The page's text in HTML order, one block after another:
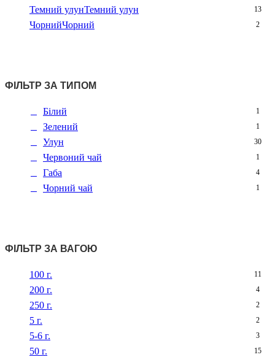
Темний улунТемний улун 13
ЧорнийЧорний 2
ФІЛЬТР ЗА ТИПОМ
Білий 1
Зелений 1
Улун 30
Червоний чай 1
Габа 4
Чорний чай 1
ФІЛЬТР ЗА ВАГОЮ
100 г. 11
200 г. 4
250 г. 2
5 г. 2
5-6 г. 3
50 г. 15